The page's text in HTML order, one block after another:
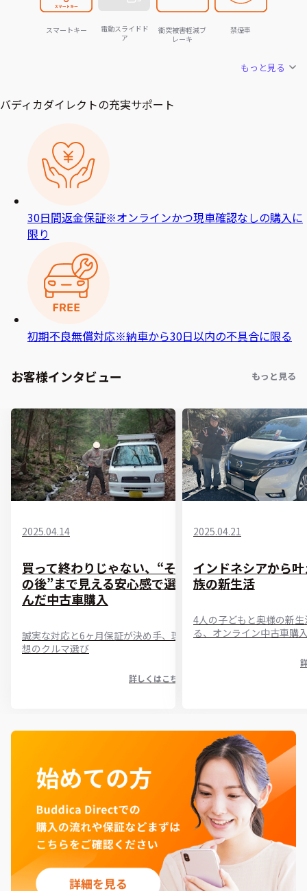
スマートキー
電動スライドド
ア
衝突被害軽減ブ
レーキ
禁煙車
もっと見る
バディカダイレクトの充実サポート
30日間返金保証※オンラインかつ現車確認なしの購入に
限り
初期不良無償対応※納車から30日以内の不具合に限る
お客様インタビュー もっと見る
2025.04.14
買って終わりじゃない、“そ
の後”まで見える安心感で選
んだ中古車購入
誠実な対応と6ヶ月保証が決め手、理
想のクルマ選び
詳しくはこちら
2025.04.21
インドネシアから
族の新生活
4人の子どもと奥様の新
る、オンライン中古車購